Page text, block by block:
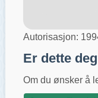
Autorisasjon:
Er dette
Om du ønsker å